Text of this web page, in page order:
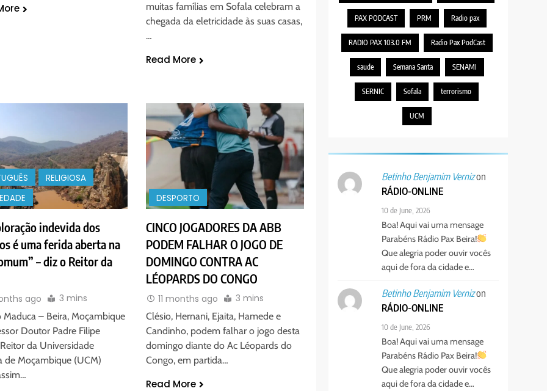
muitas famílias em Sofala celebram a
chegada da eletricidade às suas casas,
…
Read More
RELIGIOSA
indevida dos
é uma ferida aberta na
– diz o Reitor da
ago 3 mins
Maduca – Beira, Moçambique
Doutor Padre Filipe
da Universidade
de Moçambique (UCM)
DESPORTO
CINCO JOGADORES DA ABB
PODEM FALHAR O JOGO DE
DOMINGO CONTRA AC
LÉOPARDS DO CONGO
11 months ago 3 mins
Clésio, Hernani, Ejaita, Hamede e
Candinho, podem falhar o jogo desta
domingo diante do Ac Léopards do
Congo, em partida…
Read More
PAX PODCAST PRM Radio pax
RADIO PAX 103.0 FM Radio Pax PodCast
saude Semana Santa SENAMI
SERNIC Sofala terrorismo
UCM
Betinho Benjamim Vernizon
RÁDIO-ONLINE
10 de June, 2026
Boa! Aqui vai uma mensage
Parabéns Rádio Pax Beira!
Que alegria poder ouvir vocês
aqui de fora da cidade e…
Betinho Benjamim Vernizon
RÁDIO-ONLINE
10 de June, 2026
Boa! Aqui vai uma mensage
Parabéns Rádio Pax Beira!
Que alegria poder ouvir vocês
aqui de fora da cidade e…